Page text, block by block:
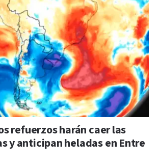
refuerzos harán caer las
y anticipan heladas en Entre